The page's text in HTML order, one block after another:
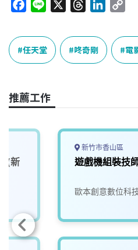
c
e
b
o
k
n
e
r
e
a
k
n
p
y
L
k
任天堂 咚奇剛 電
推薦工作
(新
新竹市香山區
遊戲機組裝技
歐本創意數位科